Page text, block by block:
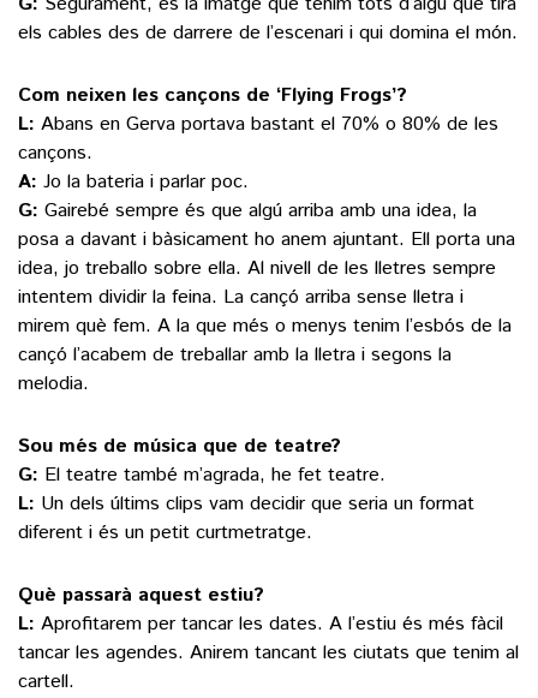
els cables des de darrere de l’escenari i qui domina el món.
Com neixen les cançons de ‘Flying Frogs’?
L: Abans en Gerva portava bastant el 70% o 80% de les
cançons.
A: Jo la bateria i parlar poc.
G: Gairebé sempre és que algú arriba amb una idea, la
posa a davant i bàsicament ho anem ajuntant. Ell porta una
idea, jo treballo sobre ella. Al nivell de les lletres sempre
intentem dividir la feina. La cançó arriba sense lletra i
mirem què fem. A la que més o menys tenim l’esbós de la
cançó l’acabem de treballar amb la lletra i segons la
melodia.
Sou més de música que de teatre?
G: El teatre també m’agrada, he fet teatre.
L: Un dels últims clips vam decidir que seria un format
diferent i és un petit curtmetratge.
Què passarà aquest estiu?
L: Aprofitarem per tancar les dates. A l’estiu és més fàcil
tancar les agendes. Anirem tancant les ciutats que tenim al
cartell.